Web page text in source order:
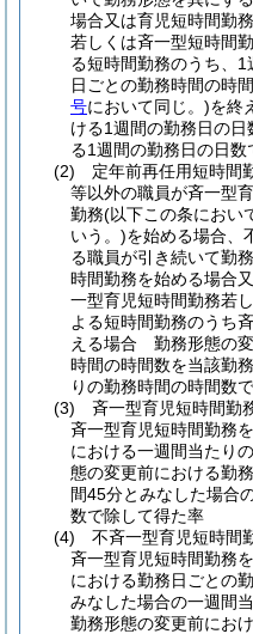
場合又は育児短時間勤
若しくは斉一型短時間
る短時間勤務のうち、
日ごとの勤務時間の時
号において同じ。)を終
ける1週間の勤務日の
る1週間の勤務日の日数
(2)
定年前再任用短時間
等以外の職員が斉一型
勤務(以下この条におい
いう。)を始める場合、
る職員が引き続いて勤
時間勤務を始める場合
一型育児短時間勤務若
よる短時間勤務のうち
える場合 勤務形態の
時間の時間数を当該勤
りの勤務時間の時間数
(3)
斉一型育児短時間勤
斉一型育児短時間勤務
における一週間当たり
態の変更前における勤
間45分とみなした場合
数で除して得た率
(4)
不斉一型育児短時間
斉一型育児短時間勤務
における勤務日ごとの
みなした場合の一週間
勤務形態の変更前にお